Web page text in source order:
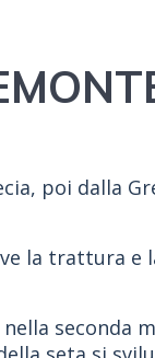
poi dalla
la trattura
seconda